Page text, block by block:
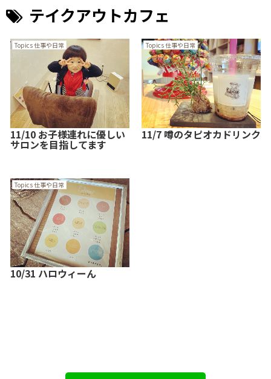
テイクアウトカフェ
Topics 仕事や日常
11/10 お子様連れに優しい
サロンを目指してます
Topics 仕事や日常
11/7 噂のタピオカドリンク
Topics 仕事や日常
10/31 ハロウィーん